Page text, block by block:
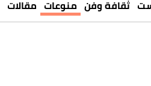
ثقافة وفن منوعات مقالات